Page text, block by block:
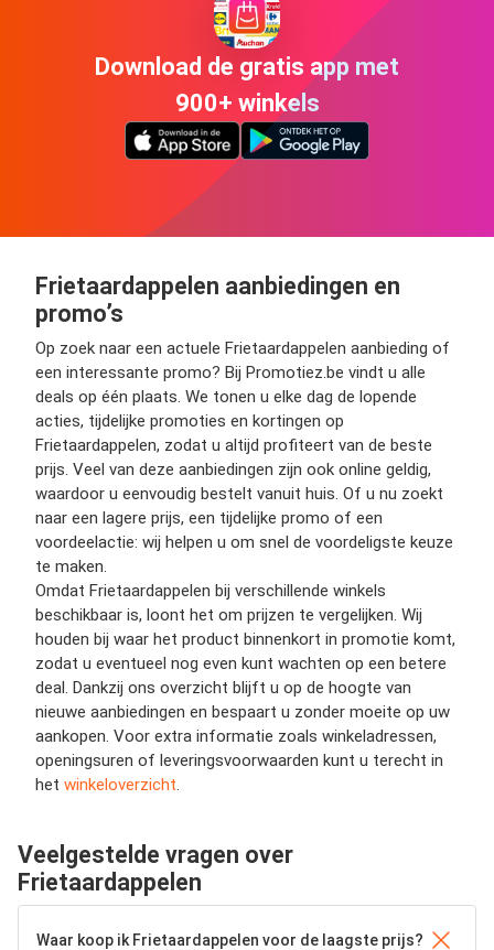
Download de gratis app met
900+ winkels
Frietaardappelen aanbiedingen en
promo’s
Op zoek naar een actuele Frietaardappelen aanbieding of
een interessante promo? Bij Promotiez.be vindt u alle
deals op één plaats. We tonen u elke dag de lopende
acties, tijdelijke promoties en kortingen op
Frietaardappelen, zodat u altijd profiteert van de beste
prijs. Veel van deze aanbiedingen zijn ook online geldig,
waardoor u eenvoudig bestelt vanuit huis. Of u nu zoekt
naar een lagere prijs, een tijdelijke promo of een
voordeelactie: wij helpen u om snel de voordeligste keuze
te maken.
Omdat Frietaardappelen bij verschillende winkels
beschikbaar is, loont het om prijzen te vergelijken. Wij
houden bij waar het product binnenkort in promotie komt,
zodat u eventueel nog even kunt wachten op een betere
deal. Dankzij ons overzicht blijft u op de hoogte van
nieuwe aanbiedingen en bespaart u zonder moeite op uw
aankopen. Voor extra informatie zoals winkeladressen,
openingsuren of leveringsvoorwaarden kunt u terecht in
het winkeloverzicht
Veelgestelde vragen over
Frietaardappelen
Waar koop ik Frietaardappelen voor de laagste prijs?